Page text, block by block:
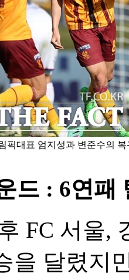
픽대표 엄지성과 변준수의
드 : 6연패
FC 서울,
을 달렸지